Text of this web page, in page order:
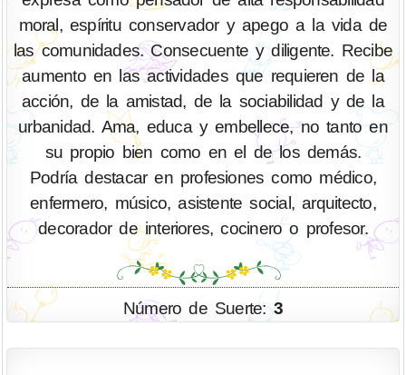
moral, espíritu conservador y apego a la vida de
las comunidades. Consecuente y diligente. Recibe
aumento en las actividades que requieren de la
acción, de la amistad, de la sociabilidad y de la
urbanidad. Ama, educa y embellece, no tanto en
su propio bien como en el de los demás.
Podría destacar en profesiones como médico,
enfermero, músico, asistente social, arquitecto,
decorador de interiores, cocinero o profesor.
Número de Suerte:3